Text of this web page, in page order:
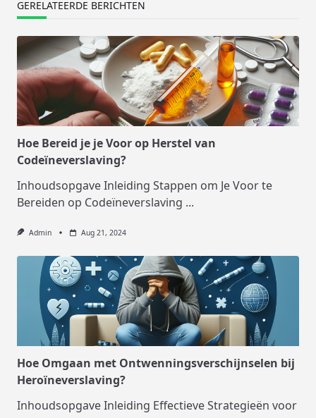
GERELATEERDE BERICHTEN
Hoe Bereid je je Voor op Herstel van
Codeïneverslaving?
Inhoudsopgave Inleiding Stappen om Je Voor te
Bereiden op Codeïneverslaving ...
Admin Aug 21, 2024
Hoe Omgaan met Ontwenningsverschijnselen bij
Heroïneverslaving?
Inhoudsopgave Inleiding Effectieve Strategieën voor